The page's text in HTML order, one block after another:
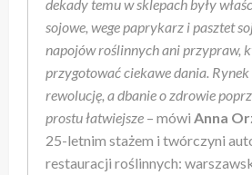
dekady temu w sklepach były
sojowe, wege paprykarz i pasztet
napojów roślinnych ani przypraw,
przygotować ciekawe dania. Rynek
rewolucję, a dbanie o zdrowie
prostu łatwiejsze – mówi Anna
25-letnim stażem i twórczyni
restauracji roślinnych: